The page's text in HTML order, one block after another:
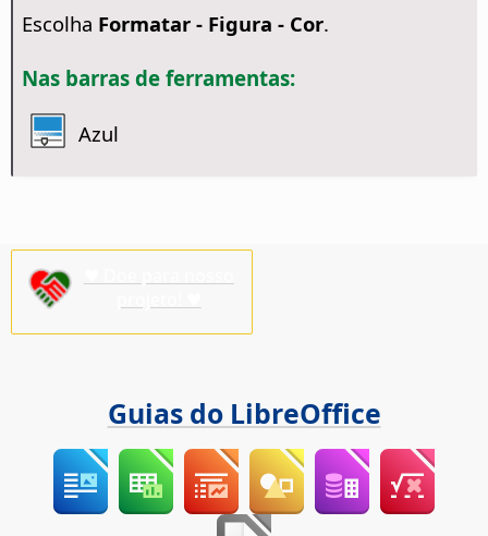
Escolha Formatar - Figura - Cor.
Nas barras de ferramentas:
Azul
Guias do LibreOffice